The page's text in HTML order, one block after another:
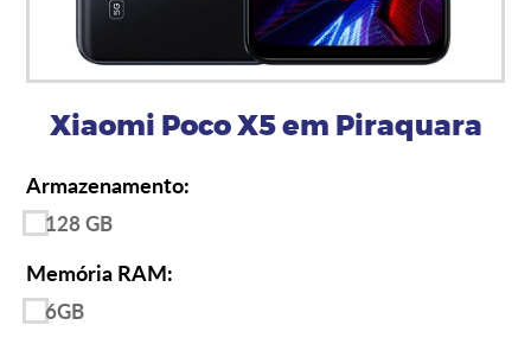
Xiaomi Poco X5 em Piraquara
Armazenamento:
128 GB
Memória RAM:
6GB